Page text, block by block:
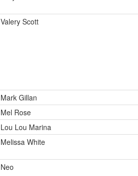
Valery Scott
Mark Gillan
Mel Rose
Lou Lou Marina
Melissa White
Neo